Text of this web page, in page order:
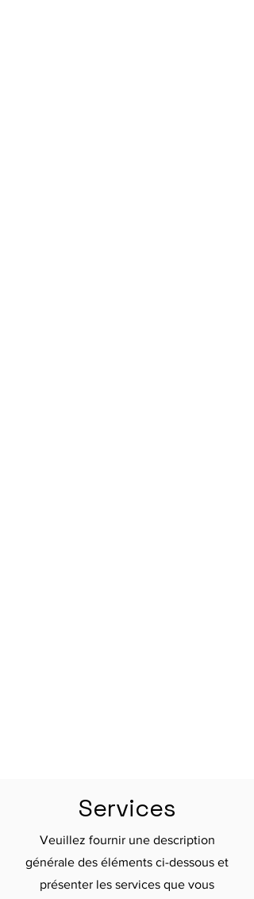
Services
Veuillez fournir une description
générale des éléments ci-dessous et
présenter les services que vous